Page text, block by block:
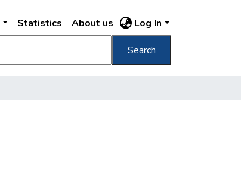
Statistics About us Log In
Search